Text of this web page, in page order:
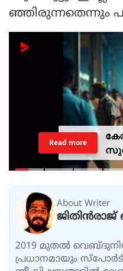
ഞ്ഞിരുന്നതെന്നും
Read more
About Writer
ജിതിൻരാജ്
2019 മുതൽ
പ്രധാനമായും